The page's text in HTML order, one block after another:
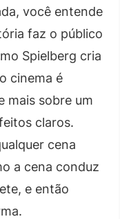
você entende
faz o público
Spielberg cria
cinema é
mais sobre um
claros.
cena
a cena conduz
e então